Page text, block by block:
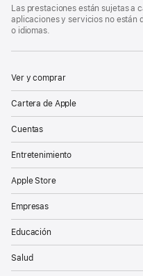
Las prestaciones están sujetas a
aplicaciones y servicios no están
o idiomas.
Ver y comprar
Cartera de Apple
Cuentas
Entretenimiento
Apple Store
Empresas
Educación
Salud